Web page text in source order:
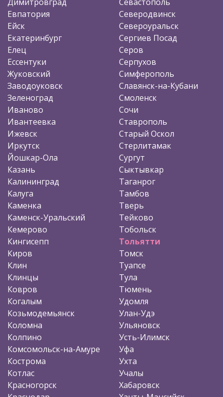
Евпатория
Ейск
Екатеринбург
Елец
Ессентуки
Жуковский
Заводоуковск
Зеленоград
Иваново
Ивантеевка
Ижевск
Иркутск
Йошкар-Ола
Казань
Калининград
Калуга
Каменка
Каменск-Уральский
Кемерово
Кингисепп
Киров
Клин
Клинцы
Ковров
Когалым
Козьмодемьянск
Коломна
Колпино
Комсомольск-на-Амуре
Кострома
Котлас
Красногорск
Северодвинск
Североуральск
Сергиев Посад
Серов
Серпухов
Симферополь
Славянск-на-Кубани
Смоленск
Сочи
Ставрополь
Старый Оскол
Стерлитамак
Сургут
Сыктывкар
Таганрог
Тамбов
Тверь
Тейково
Тобольск
Тольятти
Томск
Туапсе
Тула
Тюмень
Удомля
Улан-Удэ
Ульяновск
Усть-Илимск
Уфа
Ухта
Учалы
Хабаровск